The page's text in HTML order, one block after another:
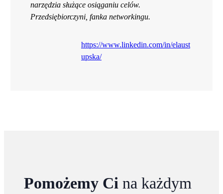
narzędzia służące osiąganiu celów.
Przedsiębiorczyni, fanka networkingu.
https://www.linkedin.com/in/elaust
upska/
Pomożemy Ci na każdym